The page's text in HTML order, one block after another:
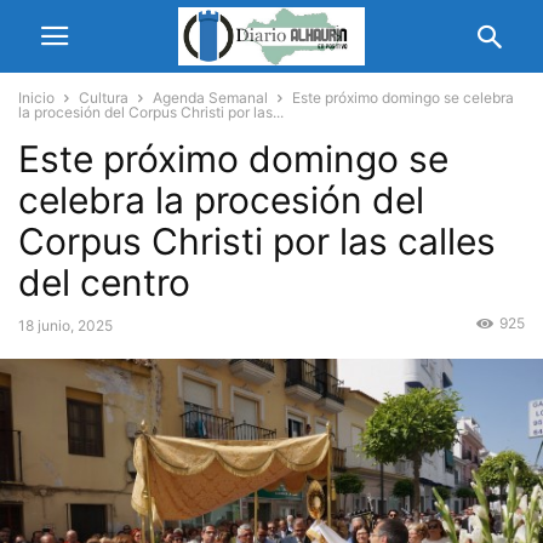
Inicio Cultura Agenda Semanal
Este próximo domingo se celebra
la procesión del Corpus Christi por las...
Este próximo domingo se
celebra la procesión del
Corpus Christi por las calles
del centro
18 junio, 2025 925